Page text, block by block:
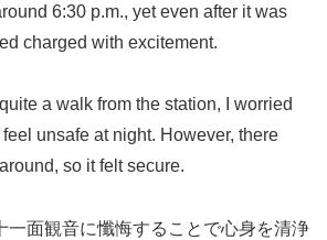
6:30 p.m., yet even after it was
charged with excitement.
a walk from the station, I worried
unsafe at night. However, there
so it felt secure.
一面観音に懺悔することで心身を清浄